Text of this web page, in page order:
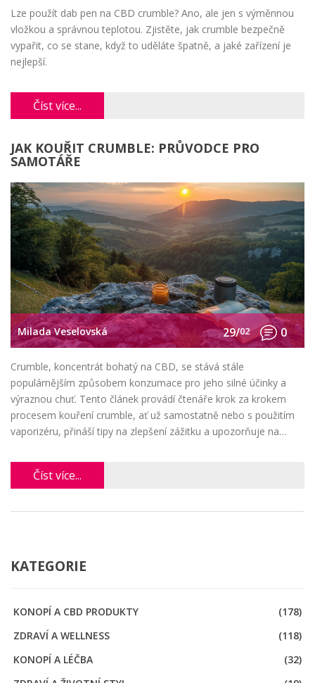
Lze použít dab pen na CBD crumble? Ano, ale jen s výměnnou
vložkou a správnou teplotou. Zjistěte, jak crumble bezpečně
vypařit, co se stane, když to uděláte špatně, a jaké zařízení je
nejlepší.
Číst více...
JAK KOUŘIT CRUMBLE: PRŮVODCE PRO
SAMOTÁŘE
Milada Veselovská 29/02 0
Crumble, koncentrát bohatý na CBD, se stává stále
populárnějším způsobem konzumace pro jeho silné účinky a
výraznou chuť. Tento článek provádí čtenáře krok za krokem
procesem kouření crumble, ať už samostatně nebo s použitím
vaporizéru, přináší tipy na zlepšení zážitku a upozorňuje na
Číst více...
KATEGORIE
KONOPÍ A CBD PRODUKTY
(178)
ZDRAVÍ A WELLNESS
(118)
KONOPÍ A LÉČBA
(32)